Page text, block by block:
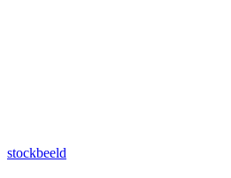
stockbeeld